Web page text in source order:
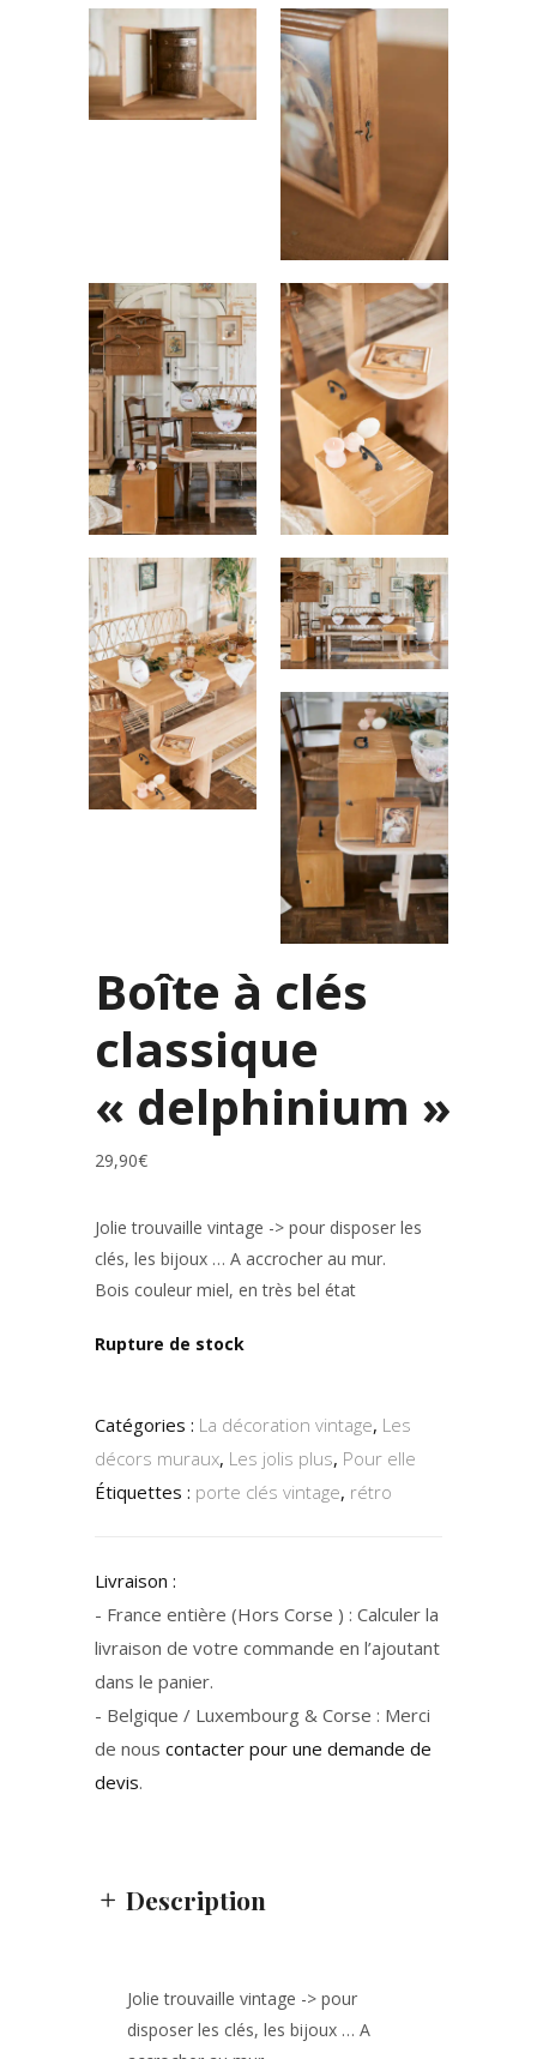
Boîte à clés
classique
« delphinium »
29,90€
Jolie trouvaille vintage -> pour disposer les
clés, les bijoux … A accrocher au mur.
Bois couleur miel, en très bel état
Rupture de stock
Catégories : La décoration vintage, Les
décors muraux, Les jolis plus, Pour elle
Étiquettes : porte clés vintage, rétro
Livraison :
- France entière (Hors Corse ) : Calculer la
livraison de votre commande en l’ajoutant
dans le panier.
- Belgique / Luxembourg & Corse : Merci
de nous contacter pour une demande de
devis.
Description
Jolie trouvaille vintage -> pour
disposer les clés, les bijoux … A